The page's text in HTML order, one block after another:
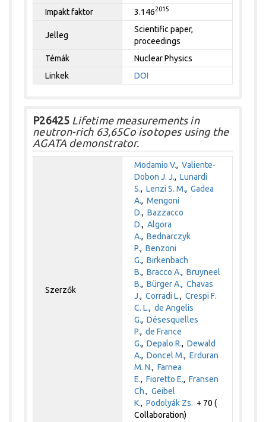
Impakt faktor
3.1462015
Jelleg
Scientific paper,
proceedings
Témák
Nuclear Physics
Linkek
DOI
P26425 Lifetime measurements in
neutron-rich 63,65Co isotopes using the
AGATA demonstrator.
Szerzők
Modamio V.,Valiente-
Dobon J. J.,Lunardi
S.,Lenzi S. M.,Gadea
A.,Mengoni
D.,Bazzacco
D.,Algora
A.,Bednarczyk
P.,Benzoni
G.,Birkenbach
B.,Bracco A.,Bruyneel
B.,Bürger A.,Chavas
J.,Corradi L.,Crespi F.
C. L.,de Angelis
G.,Désesquelles
P.,de France
G.,Depalo R.,Dewald
A.,Doncel M.,Erduran
M. N.,Farnea
E.,Fioretto E.,Fransen
Ch.,Geibel
K.,Podolyák Zs. + 70 (
Collaboration)